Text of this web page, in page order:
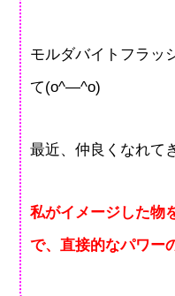
モルダバイトフラッ
て(o^―^o)
最近、仲良くなれて
私がイメージした物
で、直接的なパワー